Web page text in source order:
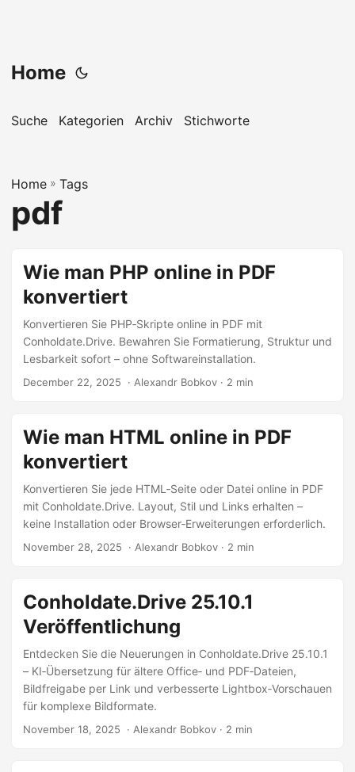
Home
Suche Kategorien Archiv Stichworte
Home » Tags
pdf
Wie man PHP online in PDF
konvertiert
Konvertieren Sie PHP‑Skripte online in PDF mit
Conholdate.Drive. Bewahren Sie Formatierung, Struktur und
Lesbarkeit sofort – ohne Softwareinstallation.
December 22, 2025 ‎ · Alexandr Bobkov · 2 min
Wie man HTML online in PDF
konvertiert
Konvertieren Sie jede HTML‑Seite oder Datei online in PDF
mit Conholdate.Drive. Layout, Stil und Links erhalten –
keine Installation oder Browser‑Erweiterungen erforderlich.
November 28, 2025 ‎ · Alexandr Bobkov · 2 min
Conholdate.Drive 25.10.1
Veröffentlichung
Entdecken Sie die Neuerungen in Conholdate.Drive 25.10.1
– KI‑Übersetzung für ältere Office‑ und PDF‑Dateien,
Bildfreigabe per Link und verbesserte Lightbox‑Vorschauen
für komplexe Bildformate.
November 18, 2025 ‎ · Alexandr Bobkov · 2 min